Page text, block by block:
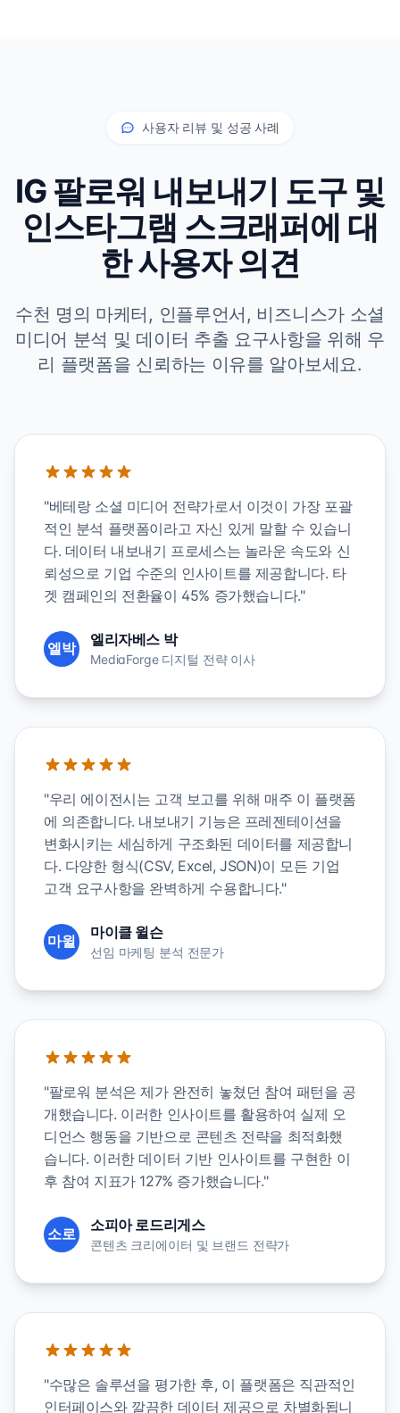
사용자 리뷰 및 성공 사례
IG 팔로워 내보내기 도구 및
인스타그램 스크래퍼에 대
한 사용자 의견
수천 명의 마케터, 인플루언서, 비즈니스가 소셜
미디어 분석 및 데이터 추출 요구사항을 위해 우
리 플랫폼을 신뢰하는 이유를 알아보세요.
"베테랑 소셜 미디어 전략가로서 이것이 가장 포괄
적인 분석 플랫폼이라고 자신 있게 말할 수 있습니
다. 데이터 내보내기 프로세스는 놀라운 속도와 신
뢰성으로 기업 수준의 인사이트를 제공합니다. 타
겟 캠페인의 전환율이 45% 증가했습니다."
엘박 엘리자베스 박
MediaForge 디지털 전략 이사
"우리 에이전시는 고객 보고를 위해 매주 이 플랫폼
에 의존합니다. 내보내기 기능은 프레젠테이션을
변화시키는 세심하게 구조화된 데이터를 제공합니
다. 다양한 형식(CSV, Excel, JSON)이 모든 기업
고객 요구사항을 완벽하게 수용합니다."
마윌 마이클 윌슨
선임 마케팅 분석 전문가
"팔로워 분석은 제가 완전히 놓쳤던 참여 패턴을 공
개했습니다. 이러한 인사이트를 활용하여 실제 오
디언스 행동을 기반으로 콘텐츠 전략을 최적화했
습니다. 이러한 데이터 기반 인사이트를 구현한 이
후 참여 지표가 127% 증가했습니다."
소로 소피아 로드리게스
콘텐츠 크리에이터 및 브랜드 전략가
"수많은 솔루션을 평가한 후, 이 플랫폼은 직관적인
인터페이스와 깔끔한 데이터 제공으로 차별화됩니